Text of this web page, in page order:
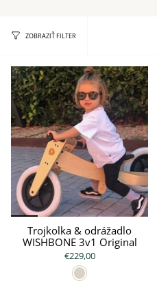
ZOBRAZIŤ FILTER
Trojkolka & odrážadlo
WISHBONE 3v1 Original
€229,00